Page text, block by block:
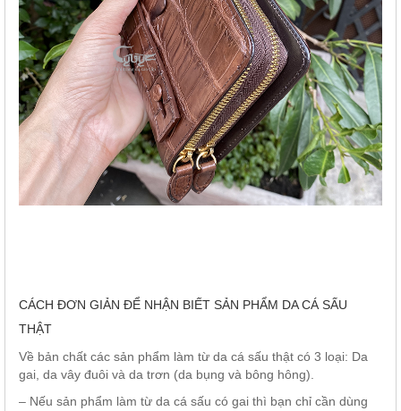
CÁCH ĐƠN GIẢN ĐỂ NHẬN BIẾT SẢN PHẨM DA CÁ SẤU
THẬT
Về bản chất các sản phẩm làm từ da cá sấu thật có 3 loại: Da
gai, da vây đuôi và da trơn (da bụng và bông hông).
– Nếu sản phẩm làm từ da cá sấu có gai thì bạn chỉ cần dùng